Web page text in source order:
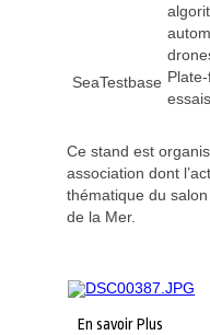
SeaTestbase
Ce stand est
association dont
thématique du
de la Mer.
En savoir Plus